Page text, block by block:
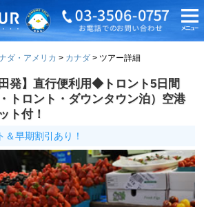
ダ・アメリカ カナダ ツアー詳細
発】直行便利用◆トロント5日間
トロント・ダウンタウン泊）空港
ト付！
早期割引あり！